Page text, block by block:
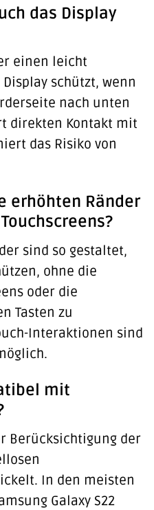
das Display
einen leicht
schützt, wenn
nach unten
direkten Kontakt mit
das Risiko von
erhöhten Ränder
sind so gestaltet,
ohne die
oder die
Tasten zu
Interaktionen sind
mit
Berücksichtigung der
In den meisten
Galaxy S22